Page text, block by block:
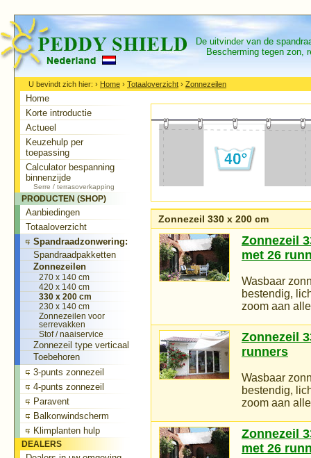
De uitvinder van de
Bescherming tegen zon,
U bevindt zich hier: › Home › Totaaloverzicht › Zonnezeilen
Zonnezeil 330 x 200 cm
Zonnezeil
met 26
Wasbaar
bestendig,
zoom aan
Zonnezeil
runners
Wasbaar
bestendig,
zoom aan
Zonnezeil
met 26
Home
Korte introductie
Actueel
Keuzehulp per
toepassing
Calculator bespanning
binnenzijde
Serre / terrasoverkapping
PRODUCTEN (SHOP)
Aanbiedingen
Totaaloverzicht
Spandraadzonwering:
Spandraadpakketten
Zonnezeilen
270 x 140 cm
420 x 140 cm
330 x 200 cm
230 x 140 cm
Zonnezeilen voor
serrevakken
Stof / naaiservice
Zonnezeil type verticaal
Toebehoren
3-punts zonnezeil
4-punts zonnezeil
Paravent
Balkonwindscherm
Klimplanten hulp
DEALERS